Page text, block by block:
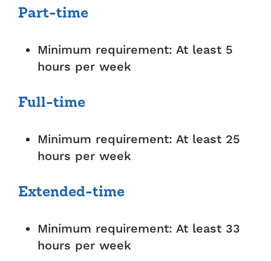
Part-time
Minimum requirement: At least 5
hours per week
Full-time
Minimum requirement: At least 25
hours per week
Extended-time
Minimum requirement: At least 33
hours per week